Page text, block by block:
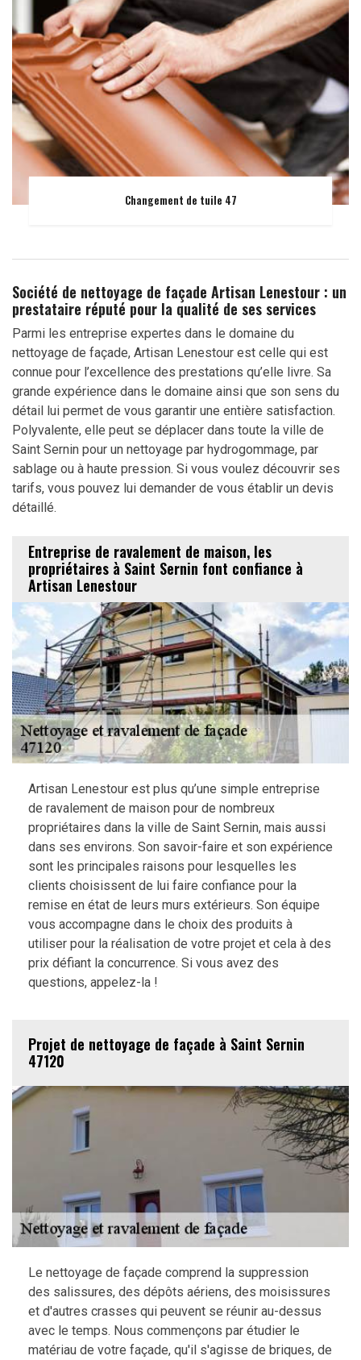
Changement de tuile 47
Société de nettoyage de façade Artisan Lenestour : un
prestataire réputé pour la qualité de ses services
Parmi les entreprise expertes dans le domaine du
nettoyage de façade, Artisan Lenestour est celle qui est
connue pour l’excellence des prestations qu’elle livre. Sa
grande expérience dans le domaine ainsi que son sens du
détail lui permet de vous garantir une entière satisfaction.
Polyvalente, elle peut se déplacer dans toute la ville de
Saint Sernin pour un nettoyage par hydrogommage, par
sablage ou à haute pression. Si vous voulez découvrir ses
tarifs, vous pouvez lui demander de vous établir un devis
détaillé.
Entreprise de ravalement de maison, les
propriétaires à Saint Sernin font confiance à
Artisan Lenestour
Artisan Lenestour est plus qu’une simple entreprise
de ravalement de maison pour de nombreux
propriétaires dans la ville de Saint Sernin, mais aussi
dans ses environs. Son savoir-faire et son expérience
sont les principales raisons pour lesquelles les
clients choisissent de lui faire confiance pour la
remise en état de leurs murs extérieurs. Son équipe
vous accompagne dans le choix des produits à
utiliser pour la réalisation de votre projet et cela à des
prix défiant la concurrence. Si vous avez des
questions, appelez-la !
Projet de nettoyage de façade à Saint Sernin
47120
Le nettoyage de façade comprend la suppression
des salissures, des dépôts aériens, des moisissures
et d'autres crasses qui peuvent se réunir au-dessus
avec le temps. Nous commençons par étudier le
matériau de votre façade, qu'il s'agisse de briques, de